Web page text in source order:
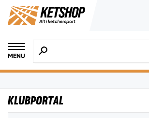
MENU
Søg efter produkter, mærker etc.
Klubportal